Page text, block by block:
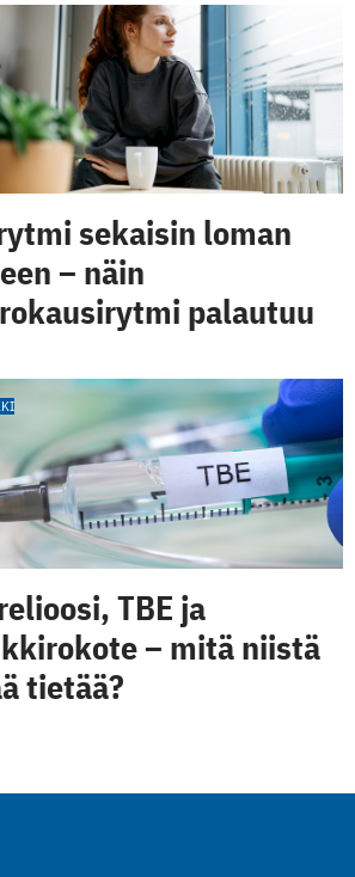
sekaisin loman
– näin
palautuu
TBE ja
– mitä niistä
tietää?